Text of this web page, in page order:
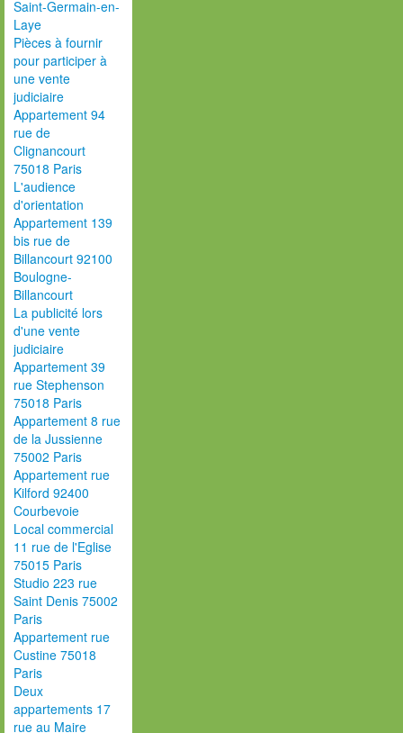
Saint-Germain-en-
Laye
Pièces à fournir
pour participer à
une vente
judiciaire
Appartement 94
rue de
Clignancourt
75018 Paris
L'audience
d'orientation
Appartement 139
bis rue de
Billancourt 92100
Boulogne-
Billancourt
La publicité lors
d'une vente
judiciaire
Appartement 39
rue Stephenson
75018 Paris
Appartement 8 rue
de la Jussienne
75002 Paris
Appartement rue
Kilford 92400
Courbevoie
Local commercial
11 rue de l'Eglise
75015 Paris
Studio 223 rue
Saint Denis 75002
Paris
Appartement rue
Custine 75018
Paris
Deux
appartements 17
rue au Maire